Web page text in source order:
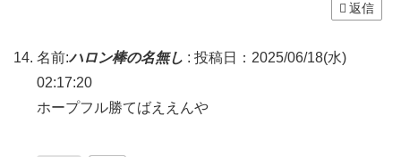
返信
名前:ハロン棒の名無し : 投稿日：2025/06/18(水)
02:17:20
ホープフル勝てばええんや